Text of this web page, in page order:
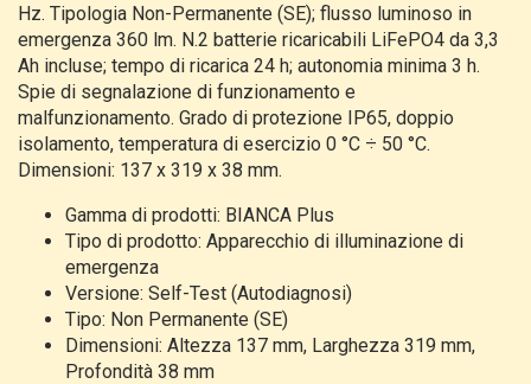
Hz. Tipologia Non-Permanente (SE); flusso luminoso in
emergenza 360 lm. N.2 batterie ricaricabili LiFePO4 da 3,3
Ah incluse; tempo di ricarica 24 h; autonomia minima 3 h.
Spie di segnalazione di funzionamento e
malfunzionamento. Grado di protezione IP65, doppio
isolamento, temperatura di esercizio 0 °C ÷ 50 °C.
Dimensioni: 137 x 319 x 38 mm.
Gamma di prodotti: BIANCA Plus
Tipo di prodotto: Apparecchio di illuminazione di
emergenza
Versione: Self-Test (Autodiagnosi)
Tipo: Non Permanente (SE)
Dimensioni: Altezza 137 mm, Larghezza 319 mm,
Profondità 38 mm